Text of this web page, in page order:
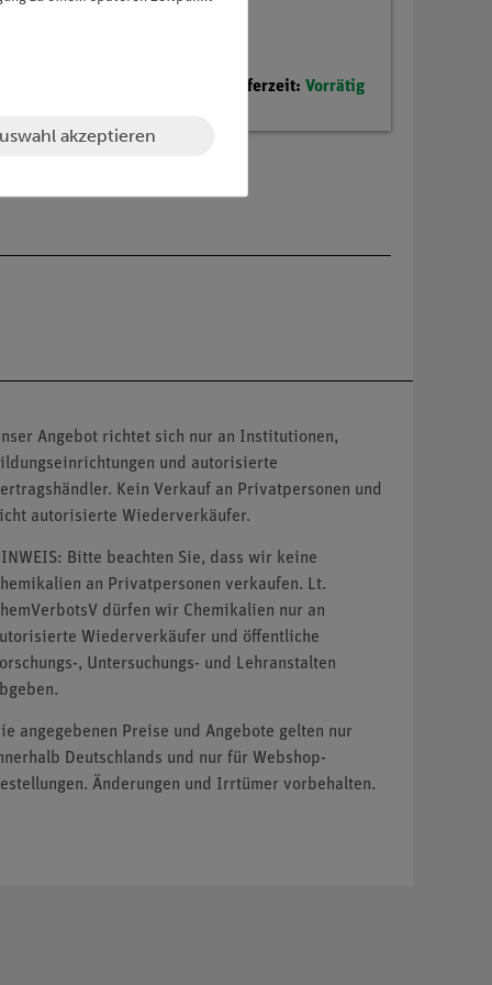
Lieferzeit: Vorrätig
Angebot richtet sich nur an Institutionen,
und autorisierte
Kein Verkauf an Privatpersonen und
autorisierte Wiederverkäufer.
Bitte beachten Sie, dass wir keine
an Privatpersonen verkaufen. Lt.
dürfen wir Chemikalien nur an
Wiederverkäufer und öffentliche
, Untersuchungs- und Lehranstalten
angegebenen Preise und Angebote gelten nur
Deutschlands und nur für Webshop-
Änderungen und Irrtümer vorbehalten.
akzeptieren